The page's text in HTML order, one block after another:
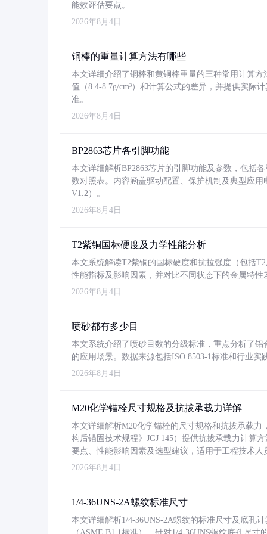
能效评估要点。
2026年8月4日
铜棒的重量计算方法有哪些
本文详细介绍了铜棒和黄铜棒重量的三种常用计算
值（8.4-8.7g/cm³）和计算公式的差异，并提供实际
准。
2026年8月4日
BP2863芯片各引脚功能
本文详细解析BP2863芯片的引脚功能及参数，包括
数对照表。内容涵盖驱动配置、保护机制及典型应
V1.2）。
2026年8月4日
T2紫铜国标硬度及力学性能分析
本文系统解读T2紫铜的国标硬度和抗拉强度（包括
性能指标及影响因素，并对比不同状态下的金属特
2026年8月4日
喷砂都有多少目
本文系统介绍了喷砂目数的分级标准，重点分析了
的应用场景。数据来源包括ISO 8503-1标准和行业
2026年8月4日
M20化学锚栓尺寸规格及抗拔承载力详解
本文详细解析M20化学锚栓的尺寸规格和抗拔承载
构后锚固技术规程》JGJ 145）提供抗拔承载力计算
要点、性能影响因素及选型建议，适用于工程技术人
2026年8月4日
1/4-36UNS-2A螺纹标准尺寸
本文详细解析1/4-36UNS-2A螺纹的标准尺寸及底孔